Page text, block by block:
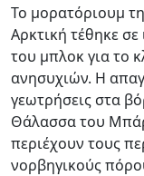
Το μορατόριουμ
Αρκτική τέθηκε
του μπλοκ για το
ανησυχιών. Η
γεωτρήσεις στα
Θάλασσα του
περιέχουν τους
νορβηγικούς